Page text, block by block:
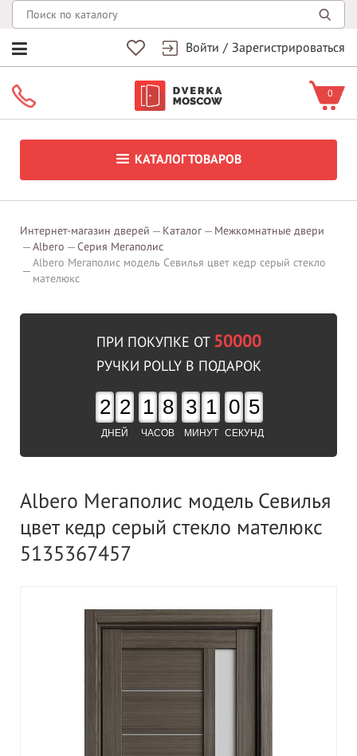
Войти / Зарегистрироваться
0
КАТАЛОГ ТОВАРОВ
Интернет-магазин дверей Каталог
Межкомнатные двери
Albero
Серия Мегаполис
Albero Мегаполис модель Севилья цвет кедр серый стекло
мателюкс
ПРИ ПОКУПКЕ ОТ 50000
РУЧКИ POLLY В ПОДАРОК
2 2
ДНЕЙ
1 8
ЧАСОВ
3 1
МИНУТ
0 4
СЕКУНД
Albero Мегаполис модель Севилья
цвет кедр серый стекло мателюкс
5135367457